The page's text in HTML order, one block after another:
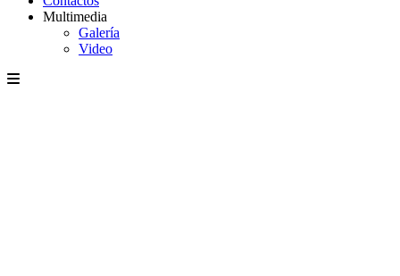
Multimedia
Galería
Video